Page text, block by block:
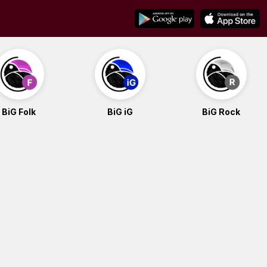
BiG Folk BiG iG BiG Rock